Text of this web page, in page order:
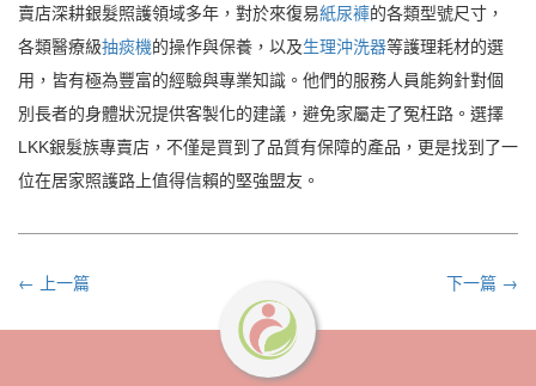
賣店深耕銀髮照護領域多年，對於來復易紙尿褲的各類型號尺寸，
各類醫療級抽痰機的操作與保養，以及生理沖洗器等護理耗材的選
用，皆有極為豐富的經驗與專業知識。他們的服務人員能夠針對個
別長者的身體狀況提供客製化的建議，避免家屬走了冤枉路。選擇
LKK銀髮族專賣店，不僅是買到了品質有保障的產品，更是找到了一
位在居家照護路上值得信賴的堅強盟友。
← 上一篇 下一篇 →